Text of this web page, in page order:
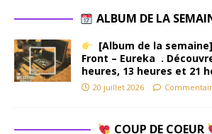
ALBUM DE LA
[Album de la
Front – Eureka .
heures, 13 heures et 21
20 juillet 2026
COUP DE COEUR